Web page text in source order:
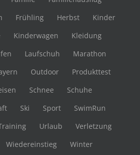
Frühling Herbst
Kinder
Kinderwagen
Kleidung
Laufschuh
Marathon
Outdoor
Produkttest
Schnee
Schuhe
Ski Sport
SwimRun
Urlaub
Verletzung
Wiedereinstieg
Winter